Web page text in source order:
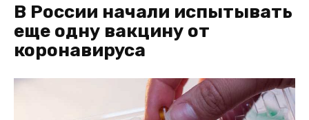
В России начали испытывать
еще одну вакцину от
коронавируса